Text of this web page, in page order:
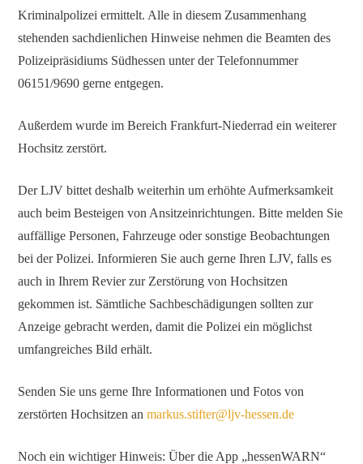
Kriminalpolizei ermittelt. Alle in diesem Zusammenhang
stehenden sachdienlichen Hinweise nehmen die Beamten des
Polizeipräsidiums Südhessen unter der Telefonnummer
06151/9690 gerne entgegen.
Außerdem wurde im Bereich Frankfurt-Niederrad ein weiterer
Hochsitz zerstört.
Der LJV bittet deshalb weiterhin um erhöhte Aufmerksamkeit
auch beim Besteigen von Ansitzeinrichtungen. Bitte melden Sie
auffällige Personen, Fahrzeuge oder sonstige Beobachtungen
bei der Polizei. Informieren Sie auch gerne Ihren LJV, falls es
auch in Ihrem Revier zur Zerstörung von Hochsitzen
gekommen ist. Sämtliche Sachbeschädigungen sollten zur
Anzeige gebracht werden, damit die Polizei ein möglichst
umfangreiches Bild erhält.
Senden Sie uns gerne Ihre Informationen und Fotos von
zerstörten Hochsitzen anmarkus.stifter@ljv-hessen.de
Noch ein wichtiger Hinweis: Über die App „hessenWARN“